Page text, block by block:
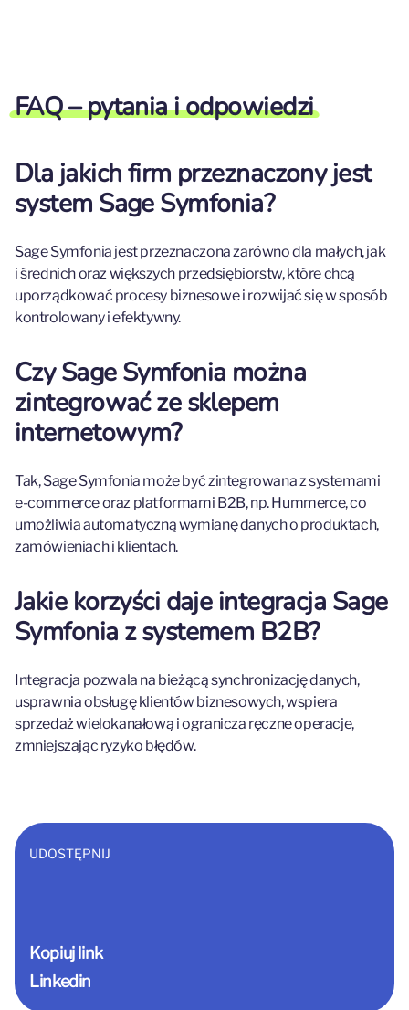
FAQ – pytania i odpowiedzi
Dla jakich firm przeznaczony jest
system Sage Symfonia?
Sage Symfonia jest przeznaczona zarówno dla małych, jak
i średnich oraz większych przedsiębiorstw, które chcą
uporządkować procesy biznesowe i rozwijać się w sposób
kontrolowany i efektywny.
Czy Sage Symfonia można
zintegrować ze sklepem
internetowym?
Tak, Sage Symfonia może być zintegrowana z systemami
e-commerce oraz platformami B2B, np. Hummerce, co
umożliwia automatyczną wymianę danych o produktach,
zamówieniach i klientach.
Jakie korzyści daje integracja Sage
Symfonia z systemem B2B?
Integracja pozwala na bieżącą synchronizację danych,
usprawnia obsługę klientów biznesowych, wspiera
sprzedaż wielokanałową i ogranicza ręczne operacje,
zmniejszając ryzyko błędów.
UDOSTĘPNIJ
Kopiuj link
Linkedin